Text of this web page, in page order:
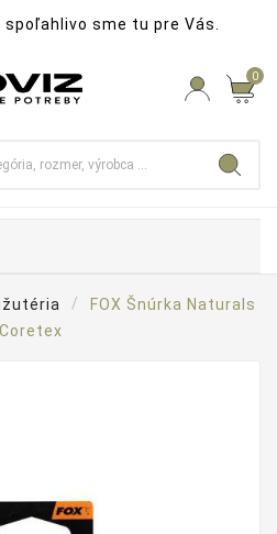
sme tu pre Vás.
0
FOX Šnúrka Naturals
Coretex